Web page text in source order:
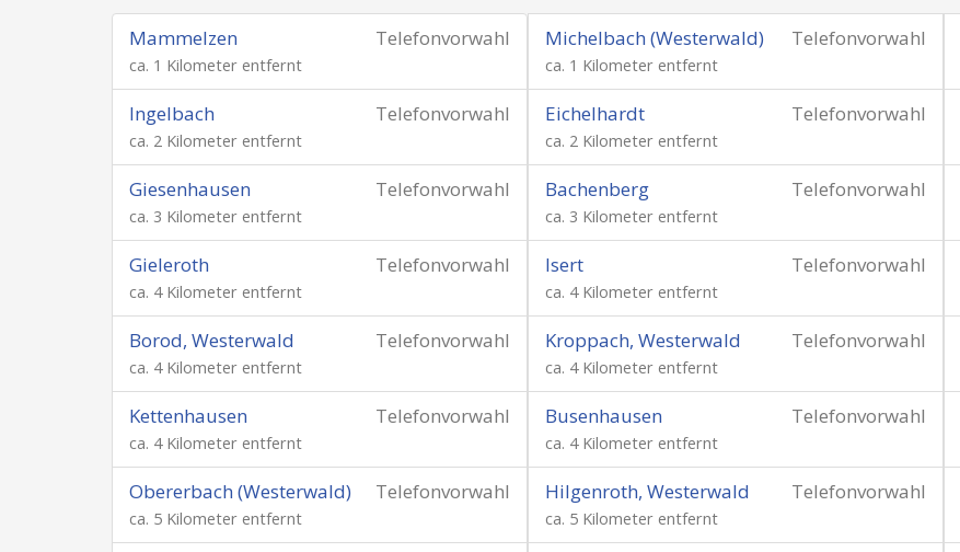
Telefonvorwahl
Mammelzen
ca. 1 Kilometer entfernt
Telefonvorwahl
Michelbach (Westerwald)
ca. 1 Kilometer entfernt
Telefonvorwahl
Ingelbach
ca. 2 Kilometer entfernt
Telefonvorwahl
Eichelhardt
ca. 2 Kilometer entfernt
Telefonvorwahl
Giesenhausen
ca. 3 Kilometer entfernt
Telefonvorwahl
Bachenberg
ca. 3 Kilometer entfernt
Telefonvorwahl
Gieleroth
ca. 4 Kilometer entfernt
Telefonvorwahl
Isert
ca. 4 Kilometer entfernt
Telefonvorwahl
Borod, Westerwald
ca. 4 Kilometer entfernt
Telefonvorwahl
Kroppach, Westerwald
ca. 4 Kilometer entfernt
Telefonvorwahl
Kettenhausen
ca. 4 Kilometer entfernt
Telefonvorwahl
Busenhausen
ca. 4 Kilometer entfernt
Telefonvorwahl
Obererbach (Westerwald)
ca. 5 Kilometer entfernt
Telefonvorwahl
Hilgenroth, Westerwald
ca. 5 Kilometer entfernt